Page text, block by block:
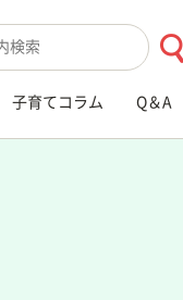
ド入力
子育てコラム Q＆A